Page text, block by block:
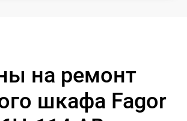
на ремонт
шкафа Fagor